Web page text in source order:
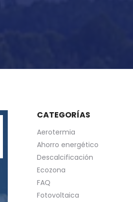
CATEGORÍAS
Aerotermia
Ahorro energético
Descalcificación
Ecozona
FAQ
Fotovoltaica